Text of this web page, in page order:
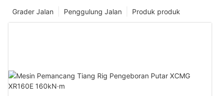
Produk produk
Penggulung Jalan
Grader Jalan